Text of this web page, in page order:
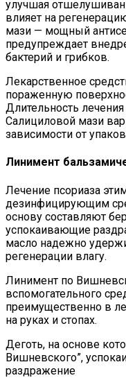
улучшая
влияет на
мази — мощный
предупреждает
бактерий и грибков.
Лекарственное
пораженную
Длительность
Салициловой мази
зависимости от
Линимент
Лечение псориаза
дезинфицирующим
основу составляют
успокаивающие
масло надежно
регенерации влагу.
Линимент по
вспомогательного
преимущественно в
на руках и стопах.
Деготь, на основе
Вишневского”,
раздражение